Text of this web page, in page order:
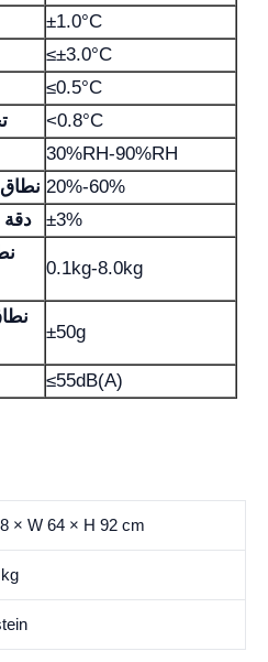
±1.0°C
≤±3.0°C
≤0.5°C
<0.8°C
30%RH-90%RH
20%-60%
±3%
0.1kg-8.0kg
±50g
≤55dB(A)
× W 64 × H 92 cm